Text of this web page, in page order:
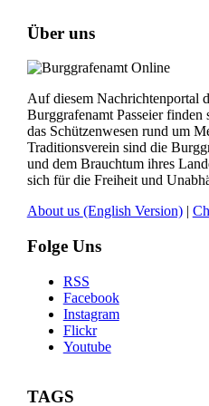
Über uns
Auf diesem Nachrichtenportal
Burggrafenamt Passeier
das Schützenwesen rund um
Traditionsverein sind die
und dem Brauchtum ihres
sich für die Freiheit und
About us (English Version)|
Folge Uns
RSS
Facebook
Instagram
Flickr
Youtube
TAGS